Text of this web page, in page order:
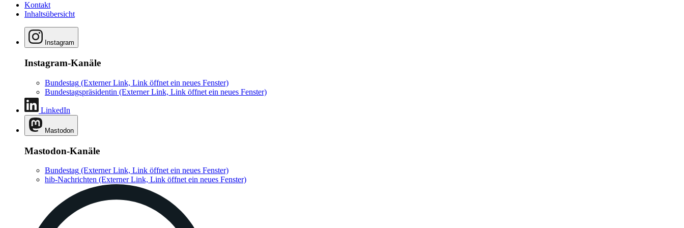
Kontakt
Inhaltsübersicht
Instagram
Instagram-Kanäle
Bundestag (Externer Link, Link öffnet ein neues Fenster)
Bundestagspräsidentin (Externer Link, Link öffnet ein neues Fenster)
LinkedIn
Mastodon
Mastodon-Kanäle
Bundestag (Externer Link, Link öffnet ein neues Fenster)
hib-Nachrichten (Externer Link, Link öffnet ein neues Fenster)